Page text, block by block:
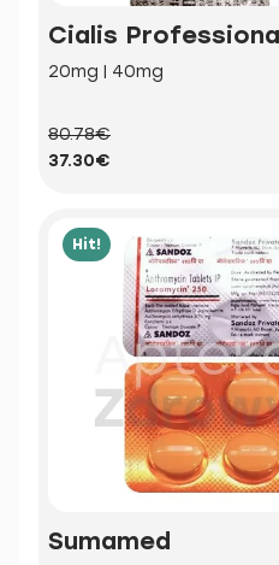
Cialis
20mg | 40mg
80.78€
37.30€
Hit!
Sumamed